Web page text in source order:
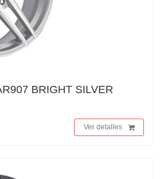
BRIGHT SILVER
Ver detalles